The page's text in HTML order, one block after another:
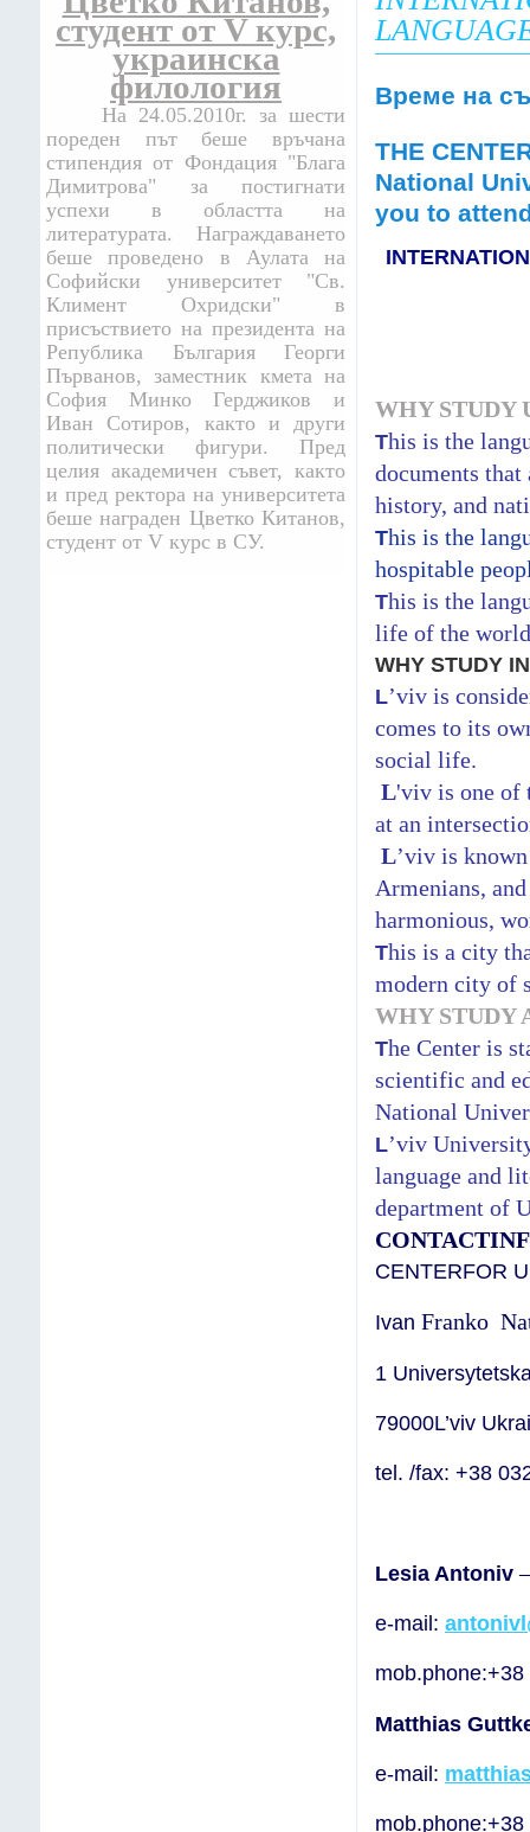
студент от V курс,
украинска
филология
На 24.05.2010г. за шести
пореден път беше връчана
стипендия от Фондация "Блага
Димитрова" за постигнати
успехи в областта на
литературата. Награждаването
беше проведено в Аулата на
Софийски университет "Св.
Климент Охридски" в
присъствието на президента на
Република България Георги
Първанов, заместник кмета на
София Минко Герджиков и
Иван Сотиров, както и други
политически фигури. Пред
целия академичен съвет, както
и пред ректора на университета
беше награден Цветко Китанов,
студент от V курс в СУ.
Време на
THE
National
you to
WHY STUDY
This is the
documents
history, and
This is the
hospitable
This is the
life of the
WHY STUDY
L’viv is
comes to its
social life.
L'viv is one of
at an
L’viv is
Armenians,
harmonious,
This is a city
modern city of
WHY STUDY
The Center is
scientific and
National
L’viv
language and
department of
CENTERFOR
Ivan Franko
1
79000L’viv
tel. /fax: +38
Lesia Antoniv
e-mail:
Matthias
e-mail: